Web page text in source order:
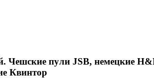
пули JSB, немецкие
Квинтор